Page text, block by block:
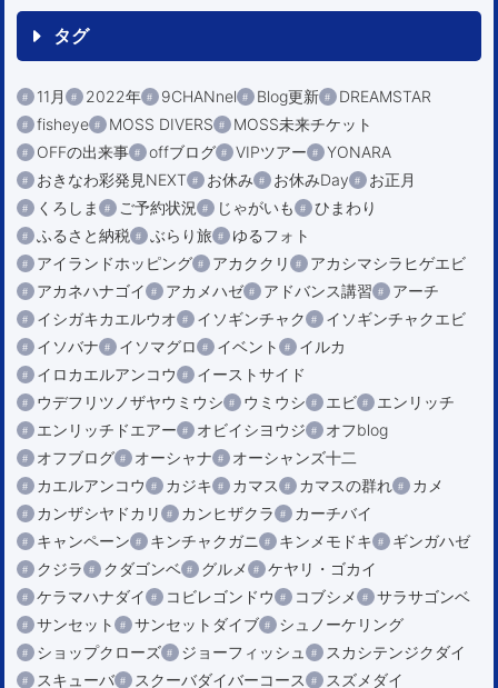
タグ
11月 2022年 9CHANnel Blog更新
DREAMSTAR
fisheye
MOSS DIVERS
MOSS未来チケット
OFFの出来事
offブログ VIPツアー
YONARA
おきなわ彩発見NEXT
お休み お休みDay
お正月
くろしま
ご予約状況 じゃがいも
ひまわり
ふるさと納税
ぶらり旅
ゆるフォト
アイランドホッピング
アカククリ
アカシマシラヒゲエビ
アカネハナゴイ
アカメハゼ アドバンス講習
アーチ
イシガキカエルウオ
イソギンチャク
イソギンチャクエビ
イソバナ
イソマグロ イベント
イルカ
イロカエルアンコウ
イーストサイド
ウデフリツノザヤウミウシ
ウミウシ エビ
エンリッチ
エンリッチドエアー
オビイシヨウジ
オフblog
オフブログ
オーシャナ
オーシャンズ十二
カエルアンコウ
カジキ カマス カマスの群れ
カメ
カンザシヤドカリ
カンヒザクラ
カーチバイ
キャンペーン
キンチャクガニ キンメモドキ
ギンガハゼ
クジラ
クダゴンベ グルメ
ケヤリ・ゴカイ
ケラマハナダイ
コビレゴンドウ コブシメ
サラサゴンベ
サンセット
サンセットダイブ
シュノーケリング
ショップクローズ
ジョーフィッシュ
スカシテンジクダイ
スキューバ
スクーバダイバーコース スズメダイ